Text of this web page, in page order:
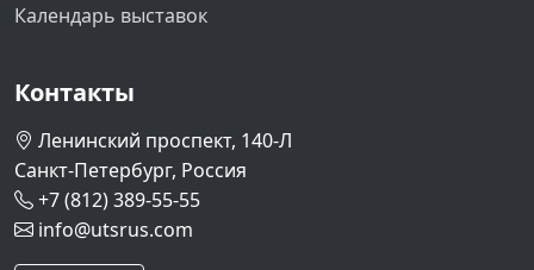
Календарь выставок
Контакты
Ленинский проспект, 140-Л
Санкт-Петербург, Россия
+7 (812) 389-55-55
info@utsrus.com